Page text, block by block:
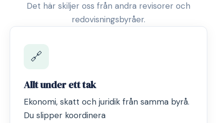
Det här skiljer oss från andra revisorer och
redovisningsbyråer.
🔗
Allt under ett tak
Ekonomi, skatt och juridik från samma byrå.
Du slipper koordinera